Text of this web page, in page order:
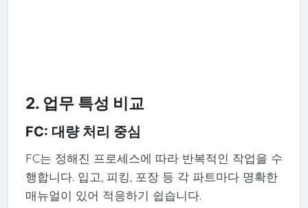
2. 업무 특성 비교
FC: 대량 처리 중심
FC는 정해진 프로세스에 따라 반복적인 작업을 수
행합니다. 입고, 피킹, 포장 등 각 파트마다 명확한
매뉴얼이 있어 적응하기 쉽습니다.